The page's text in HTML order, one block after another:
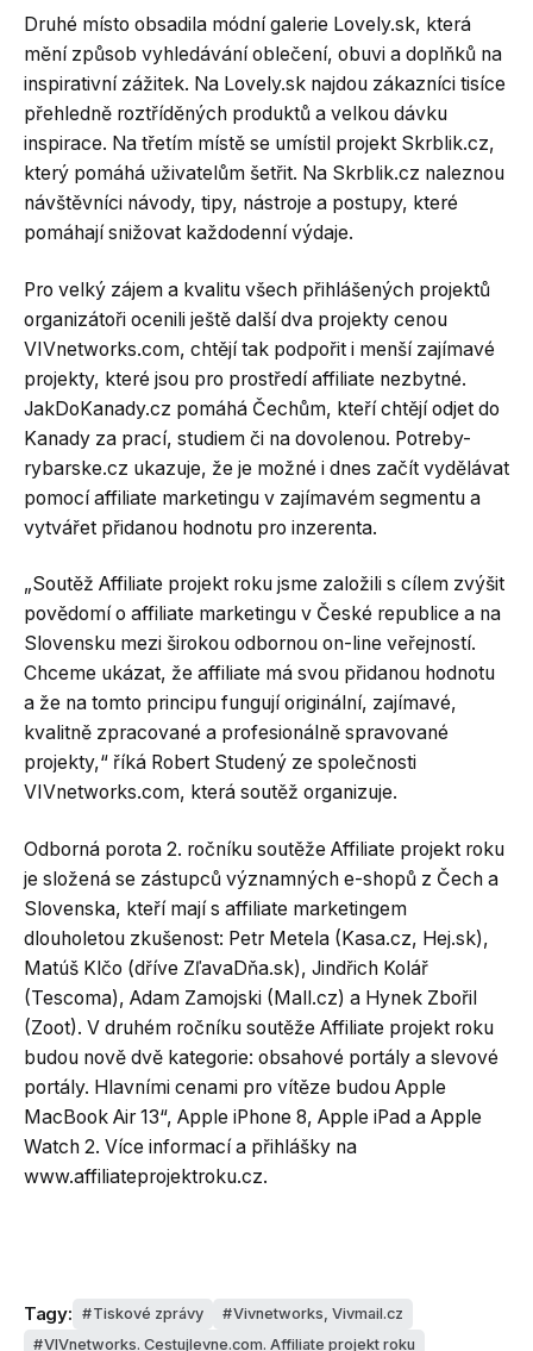
Druhé místo obsadila módní galerie Lovely.sk, která
mění způsob vyhledávání oblečení, obuvi a doplňků na
inspirativní zážitek. Na Lovely.sk najdou zákazníci tisíce
přehledně roztříděných produktů a velkou dávku
inspirace. Na třetím místě se umístil projekt Skrblik.cz,
který pomáhá uživatelům šetřit. Na Skrblik.cz naleznou
návštěvníci návody, tipy, nástroje a postupy, které
pomáhají snižovat každodenní výdaje.
Pro velký zájem a kvalitu všech přihlášených projektů
organizátoři ocenili ještě další dva projekty cenou
VIVnetworks.com, chtějí tak podpořit i menší zajímavé
projekty, které jsou pro prostředí affiliate nezbytné.
JakDoKanady.cz pomáhá Čechům, kteří chtějí odjet do
Kanady za prací, studiem či na dovolenou. Potreby-
rybarske.cz ukazuje, že je možné i dnes začít vydělávat
pomocí affiliate marketingu v zajímavém segmentu a
vytvářet přidanou hodnotu pro inzerenta.
„Soutěž Affiliate projekt roku jsme založili s cílem zvýšit
povědomí o affiliate marketingu v České republice a na
Slovensku mezi širokou odbornou on-line veřejností.
Chceme ukázat, že affiliate má svou přidanou hodnotu
a že na tomto principu fungují originální, zajímavé,
kvalitně zpracované a profesionálně spravované
projekty,“ říká Robert Studený ze společnosti
VIVnetworks.com, která soutěž organizuje.
Odborná porota 2. ročníku soutěže Affiliate projekt roku
je složená se zástupců významných e-shopů z Čech a
Slovenska, kteří mají s affiliate marketingem
dlouholetou zkušenost: Petr Metela (Kasa.cz, Hej.sk),
Matúš Klčo (dříve ZľavaDňa.sk), Jindřich Kolář
(Tescoma), Adam Zamojski (Mall.cz) a Hynek Zbořil
(Zoot). V druhém ročníku soutěže Affiliate projekt roku
budou nově dvě kategorie: obsahové portály a slevové
portály. Hlavními cenami pro vítěze budou Apple
MacBook Air 13“, Apple iPhone 8, Apple iPad a Apple
Watch 2. Více informací a přihlášky na
www.affiliateprojektroku.cz.
Tagy: Tiskové zprávy
Vivnetworks, Vivmail.cz
VIVnetworks. Cestujlevne.com. Affiliate projekt roku